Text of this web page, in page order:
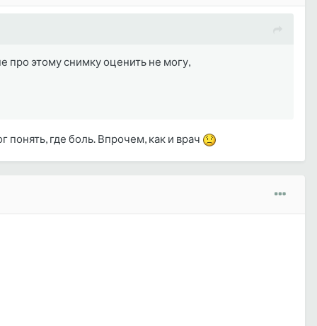
про этому снимку оценить не могу,
понять, где боль. Впрочем, как и врач